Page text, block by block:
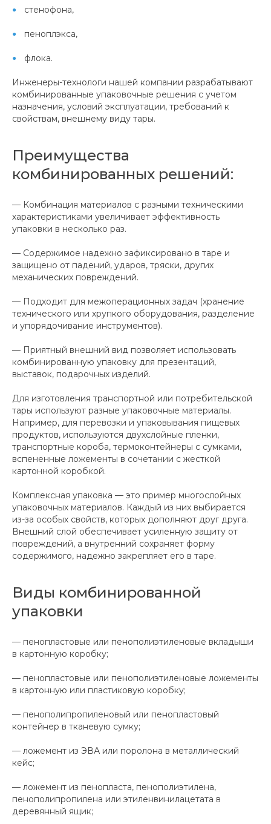
стенофона,
пеноплэкса,
флока.
Инженеры-технологи нашей компании разрабатывают
комбинированные упаковочные решения с учетом
назначения, условий эксплуатации, требований к
свойствам, внешнему виду тары.
Преимущества
комбинированных решений:
— Комбинация материалов с разными техническими
характеристиками увеличивает эффективность
упаковки в несколько раз.
— Содержимое надежно зафиксировано в таре и
защищено от падений, ударов, тряски, других
механических повреждений.
— Подходит для межоперационных задач (хранение
технического или хрупкого оборудования, разделение
и упорядочивание инструментов).
— Приятный внешний вид позволяет использовать
комбинированную упаковку для презентаций,
выставок, подарочных изделий.
Для изготовления транспортной или потребительской
тары используют разные упаковочные материалы.
Например, для перевозки и упаковывания пищевых
продуктов, используются двухслойные пленки,
транспортные короба, термоконтейнеры с сумками,
вспененные ложементы в сочетании с жесткой
картонной коробкой.
Комплексная упаковка — это пример многослойных
упаковочных материалов. Каждый из них выбирается
из-за особых свойств, которых дополняют друг друга.
Внешний слой обеспечивает усиленную защиту от
повреждений, а внутренний сохраняет форму
содержимого, надежно закрепляет его в таре.
Виды комбинированной
упаковки
— пенопластовые или пенополиэтиленовые вкладыши
в картонную коробку;
— пенопластовые или пенополиэтиленовые ложементы
в картонную или пластиковую коробку;
— пенополипропиленовый или пенопластовый
контейнер в тканевую сумку;
— ложемент из ЭВА или поролона в металлический
кейс;
— ложемент из пенопласта, пенополиэтилена,
пенополипропилена или этиленвинилацетата в
деревянный ящик;